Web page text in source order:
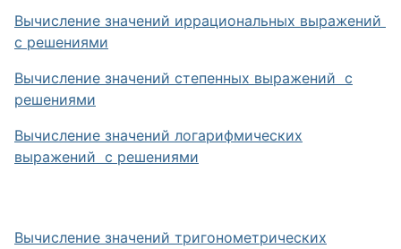
Вычисление значений иррациональных выражений
с решениями
Вычисление значений степенных выражений с
решениями
Вычисление значений логарифмических
выражений с решениями
Вычисление значений тригонометрических